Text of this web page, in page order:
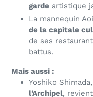
garde artistique
La mannequin
de la capitale
de ses
battus.
Mais aussi :
Yoshiko Shimada,
l’Archipel,